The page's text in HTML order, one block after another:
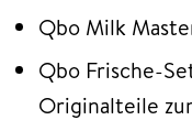
Qbo Milk
Qbo Frische-
Originalteile